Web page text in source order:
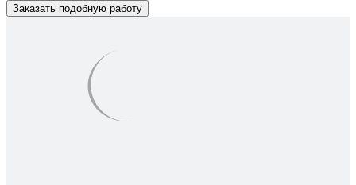
Заказать подобную работу